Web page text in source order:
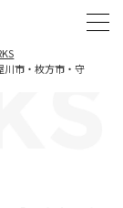
川市・枚方市・守